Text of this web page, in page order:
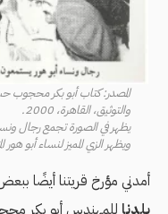
المصدر: كتاب أبو بكر محجوب
والتوثيق، القاهرة، 2000.
يظهر في الصورة تجمع رجال
ويظهر الزي المميز لنساء أبو
أمدني مؤرخ قريتنا أيضًا
بلدنا للمهندس أبو بكر